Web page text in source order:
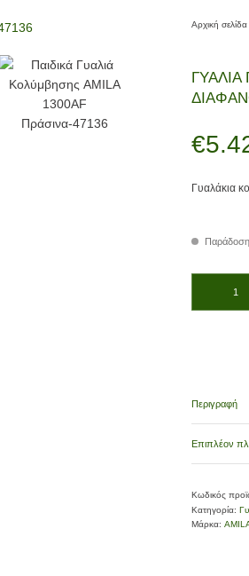
Αρχική σελίδα
ΓΥΑΛΙΑ
€
Γυαλάκια
Περιγραφή
Επιπλέον
Κωδικός
Κατηγορία:
Μάρκα: